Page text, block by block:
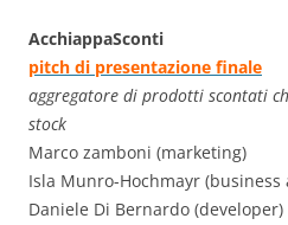
AcchiappaSconti
pitch di presentazione finale
aggregatore di prodotti scontati
stock
Marco zamboni (marketing)
Isla Munro-Hochmayr
Daniele Di Bernardo (developer)